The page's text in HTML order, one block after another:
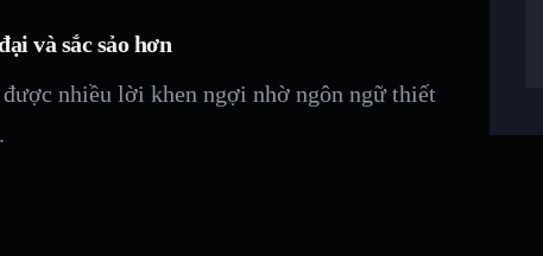
và sắc sảo hơn
nhiều lời khen ngợi nhờ ngôn ngữ thiết